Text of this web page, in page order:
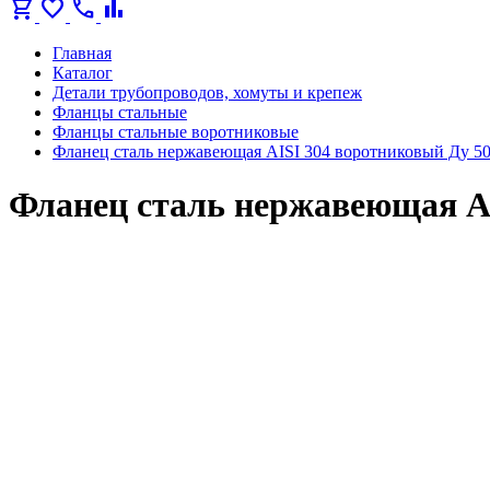
shopping_cart favorite call bar_chart
Главная
Каталог
Детали трубопроводов, хомуты и крепеж
Фланцы стальные
Фланцы стальные воротниковые
Фланец сталь нержавеющая AISI 304 воротниковый Ду
Фланец сталь нержавеющая